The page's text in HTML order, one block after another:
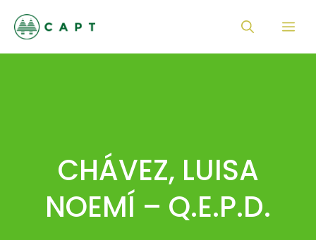
CHÁVEZ, LUISA
NOEMÍ – Q.E.P.D.